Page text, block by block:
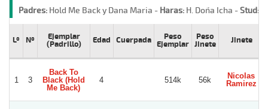
Padres: Hold Me Back y Dana Maria - Haras: H. Doña Icha -Stud:
Lº Nº
Ejemplar
(Padrillo)
Edad Cuerpada
Peso
Ejemplar
Peso
Jinete
Jinete
1 3
Back To
Black (Hold
Me Back)
4 514k 56k
Nicolas
Ramirez